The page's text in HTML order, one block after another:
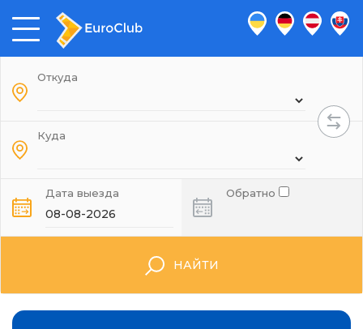
Откуда
Куда
Дата выезда Обратно
НАЙТИ